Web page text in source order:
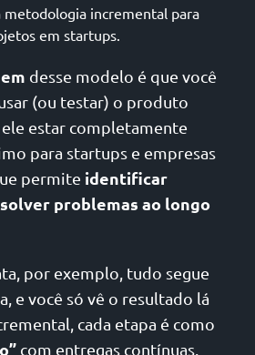
metodologia incremental para
em startups.
desse modelo é que você
(ou testar) o produto
estar completamente
para startups e empresas
permite identificar
problemas ao longo
por exemplo, tudo segue
e você só vê o resultado lá
cada etapa é como
com entregas contínuas.